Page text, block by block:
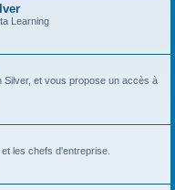
Learning
Silver, et vous propose un accès à
les chefs d'entreprise.